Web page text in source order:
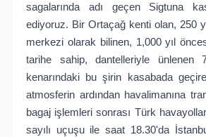
sagalarında adı geçen Sigtuna
ediyoruz. Bir Ortaçağ kenti olan, 250
merkezi olarak bilinen, 1,000 yıl
tarihe sahip, dantelleriyle ünlenen
kenarındaki bu şirin kasabada
atmosferin ardından havalimanına
bagaj işlemleri sonrası Türk
sayılı uçuşu ile saat 18.30'da